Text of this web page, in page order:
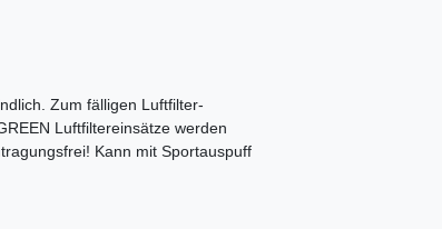
Zum fälligen Luftfilter-
Luftfiltereinsätze werden
Kann mit Sportauspuff